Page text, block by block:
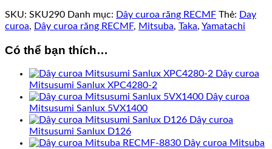
SKU: SKU290 Danh mục: Dây curoa răng RECMF Thẻ: Day
curoa, Dây curoa răng RECMF, Mitsuba, Taka, Yamatachi
Có thể bạn thích…
Dây curoa
Mitsusumi Sanlux XPC4280-2
Dây curoa
Mitsusumi Sanlux 5VX1400
Dây curoa
Mitsusumi Sanlux D126
Dây curoa Mitsuba